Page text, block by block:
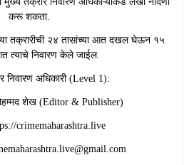
करू शकता.
तक्रारीची २४ तासांच्या आत दखल घेऊन १५
त्याचे निवारण केले जाईल.
निवारण अधिकारी (Level 1):
शेख (Editor & Publisher)
crimemaharashtra.live